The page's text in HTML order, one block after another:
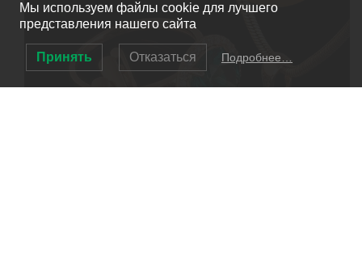
Мы используем файлы cookie для лучшего
представления нашего сайта
Принять Отказаться Подробнее…